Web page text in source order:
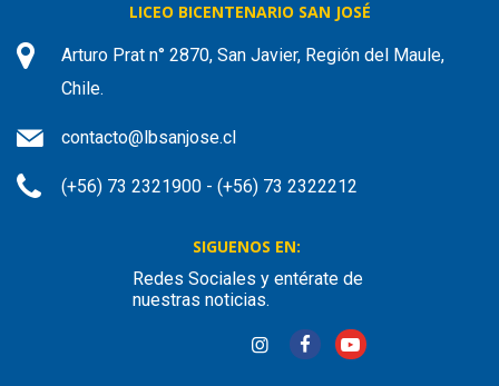
LICEO BICENTENARIO SAN JOSÉ
Arturo Prat n° 2870, San Javier, Región del Maule,
Chile.
contacto@lbsanjose.cl
(+56) 73 2321900 - (+56) 73 2322212
SIGUENOS EN:
Redes Sociales y entérate de
nuestras noticias.